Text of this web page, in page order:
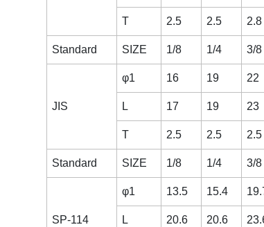
T 2.5 2.5 2.8
Standard SIZE 1/8 1/4 3/8
JIS
φ1 16 19 22
L 17 19 23
T 2.5 2.5 2.5
Standard SIZE 1/8 1/4 3/8
SP-114
φ1 13.5 15.4
L 20.6 20.6